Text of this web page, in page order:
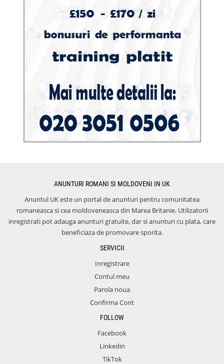
ANUNTURI ROMANI SI MOLDOVENI IN UK
Anuntul UK este un portal de anunturi pentru comunitatea
romaneasca si cea moldoveneasca din Marea Britanie. Utilizatorii
inregistrati pot adauga anunturi gratuite, dar si anunturi cu plata, care
beneficiaza de promovare sporita.
SERVICII
Inregistrare
Contul meu
Parola noua
Confirma Cont
FOLLOW
Facebook
Linkedin
TikTok